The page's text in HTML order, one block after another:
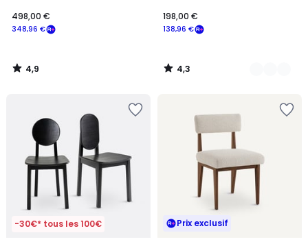
348,96 €
498,00 €
4,9
/
138,96 €
198,00 €
4,3
/
-30€* tous les 100€ Prix exclusif